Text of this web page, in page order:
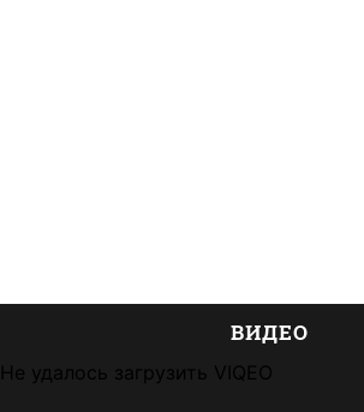
ВИДЕО
Не удалось загрузить VIQEO